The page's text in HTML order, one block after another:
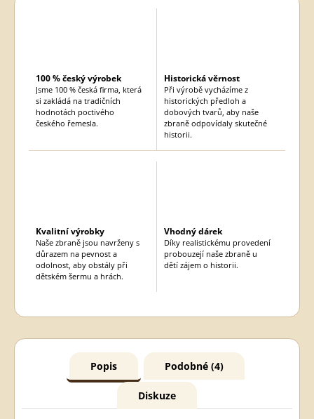
100 % český výrobek
Jsme 100 % česká firma, která
si zakládá na tradičních
hodnotách poctivého
českého řemesla.
Historická věrnost
Při výrobě vycházíme z
historických předloh a
dobových tvarů, aby naše
zbraně odpovídaly skutečné
historii.
Kvalitní výrobky
Naše zbraně jsou navrženy s
důrazem na pevnost a
odolnost, aby obstály při
dětském šermu a hrách.
Vhodný dárek
Díky realistickému provedení
probouzejí naše zbraně u
dětí zájem o historii.
Popis Podobné (4)
Diskuze